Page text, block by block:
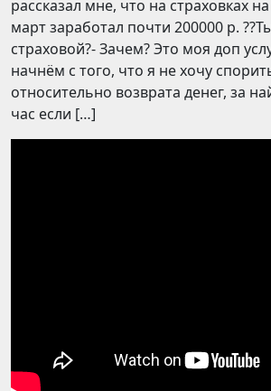
рассказал мне, что на страховках
март заработал почти 200000 р.
страховой?- Зачем? Это моя доп
начнём с того, что я не хочу
относительно возврата денег, за
час если […]